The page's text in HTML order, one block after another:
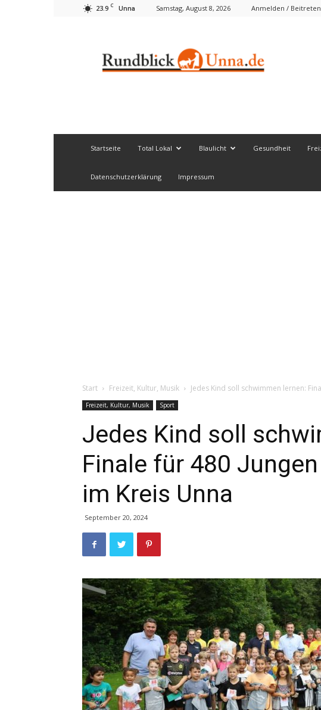
23.9 C Unna Samstag, August 8, 2026 Anmelden / Beitreten
Startseite Total Lokal Blaulicht Gesundheit
Datenschutzerklärung Impressum
Start Freizeit, Kultur, Musik Jedes Kind soll schwimmen lernen:
Freizeit, Kultur, Musik Sport
Jedes Kind soll
Finale für 480
im Kreis Unna
September 20, 2024